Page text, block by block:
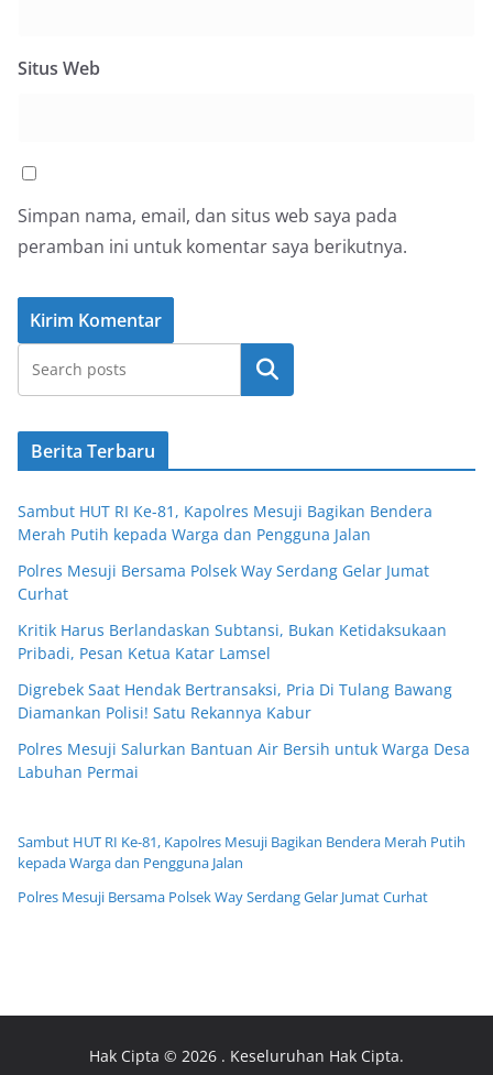
Situs Web
Simpan nama, email, dan situs web saya pada
peramban ini untuk komentar saya berikutnya.
Cari
Berita Terbaru
Sambut HUT RI Ke-81, Kapolres Mesuji Bagikan Bendera
Merah Putih kepada Warga dan Pengguna Jalan
Polres Mesuji Bersama Polsek Way Serdang Gelar Jumat
Curhat
Kritik Harus Berlandaskan Subtansi, Bukan Ketidaksukaan
Pribadi, Pesan Ketua Katar Lamsel
Digrebek Saat Hendak Bertransaksi, Pria Di Tulang Bawang
Diamankan Polisi! Satu Rekannya Kabur
Polres Mesuji Salurkan Bantuan Air Bersih untuk Warga Desa
Labuhan Permai
Sambut HUT RI Ke-81, Kapolres Mesuji Bagikan Bendera Merah Putih
kepada Warga dan Pengguna Jalan
Polres Mesuji Bersama Polsek Way Serdang Gelar Jumat Curhat
Hak Cipta © 2026 . Keseluruhan Hak Cipta.